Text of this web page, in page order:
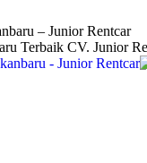
– Junior Rentcar
Terbaik CV. Junior